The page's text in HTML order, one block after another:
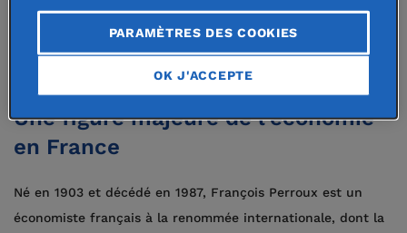
mathématiques appliquées à
l'économie et en économie sociale.
Une figure majeure de l’économie
en France
Né en 1903 et décédé en 1987, François Perroux est un
économiste français à la renommée internationale, dont la
PARAMÈTRES DES COOKIES
OK J'ACCEPTE